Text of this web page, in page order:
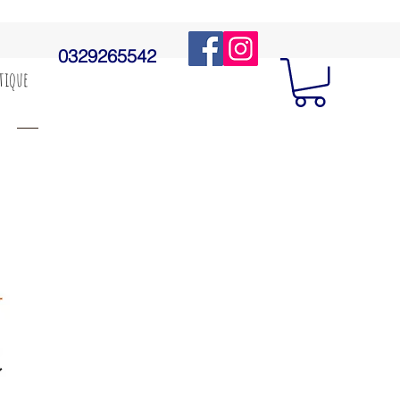
0329265542